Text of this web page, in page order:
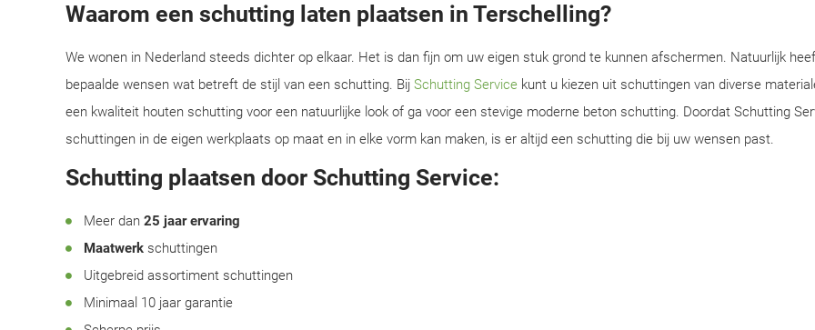
Waarom een schutting laten plaatsen in Terschelling?
We wonen in Nederland steeds dichter op elkaar. Het is dan fijn om uw eigen stuk grond te kunnen afschermen. Natuurlijk
bepaalde wensen wat betreft de stijl van een schutting. Bij Schutting Service kunt u kiezen uit schuttingen van diverse
een kwaliteit houten schutting voor een natuurlijke look of ga voor een stevige moderne beton schutting. Doordat Schutting
schuttingen in de eigen werkplaats op maat en in elke vorm kan maken, is er altijd een schutting die bij uw wensen past.
Schutting plaatsen door Schutting Service:
Meer dan 25 jaar ervaring
Maatwerk schuttingen
Uitgebreid assortiment schuttingen
Minimaal 10 jaar garantie